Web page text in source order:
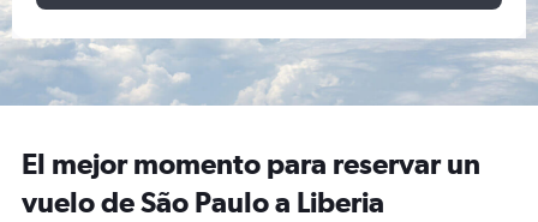
El mejor momento para reservar un
vuelo de São Paulo a Liberia